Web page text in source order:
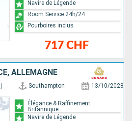
717 CHF
Navire de Légende
Room Service 24h/24
Pourboires inclus
ALLEMAGNE
Southampton 13/10/2028
Élégance & Raffinement
Britannique
Navire de Légende